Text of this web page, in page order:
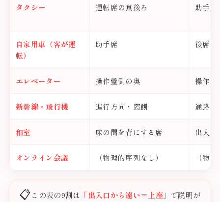
タクシー 運転席の真後ろ 助手席
自家用車（客が運
転）
助手席 後席中
エレベーター 操作盤側の奥 操作盤
新幹線・飛行機 進行方向・窓側 通路側
和室 床の間を背にする席 出入
オンライン会議 （物理的序列なし） （物
📋この表の9割は 「出入口から遠い＝上座」 で説明が